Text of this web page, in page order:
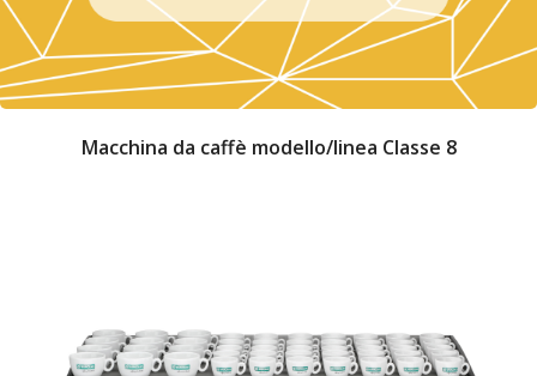
Macchina da caffè modello/linea Classe 8